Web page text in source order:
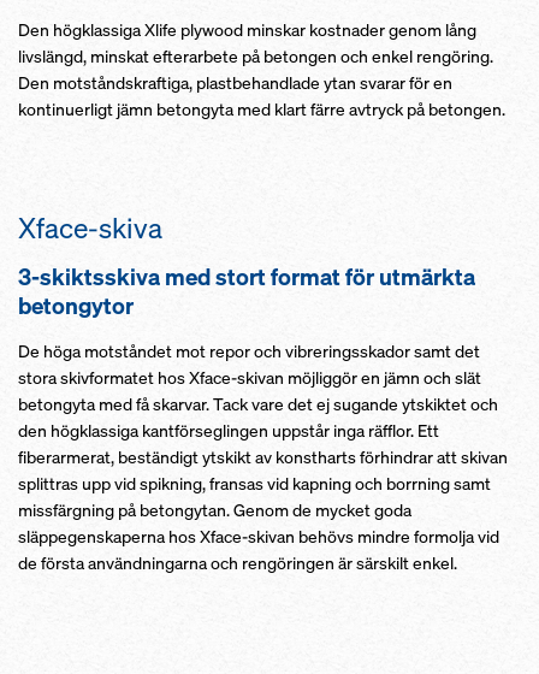
Den högklassiga Xlife plywood minskar kostnader genom lång
livslängd, minskat efterarbete på betongen och enkel rengöring.
Den motståndskraftiga, plastbehandlade ytan svarar för en
kontinuerligt jämn betongyta med klart färre avtryck på betongen.
Xface-skiva
3-skiktsskiva med stort format för utmärkta
betongytor
De höga motståndet mot repor och vibreringsskador samt det
stora skivformatet hos Xface-skivan möjliggör en jämn och slät
betongyta med få skarvar. Tack vare det ej sugande ytskiktet och
den högklassiga kantförseglingen uppstår inga räfflor. Ett
fiberarmerat, beständigt ytskikt av konstharts förhindrar att skivan
splittras upp vid spikning, fransas vid kapning och borrning samt
missfärgning på betongytan. Genom de mycket goda
släppegenskaperna hos Xface-skivan behövs mindre formolja vid
de första användningarna och rengöringen är särskilt enkel.